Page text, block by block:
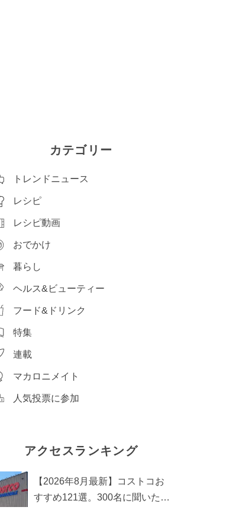
カテゴリー
トレンドニュース
レシピ
レシピ動画
おでかけ
暮らし
ヘルス&ビューティー
フード&ドリンク
特集
連載
マカロニメイト
人気投票に参加
アクセスランキング
【2026年8月最新】コストコお
すすめ121選。300名に聞いた買